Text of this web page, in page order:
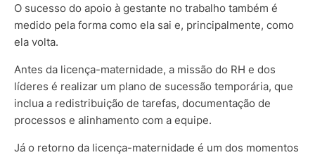
O sucesso do apoio à gestante no trabalho também é
medido pela forma como ela sai e, principalmente, como
ela volta.
Antes da licença-maternidade, a missão do RH e dos
líderes é realizar um plano de sucessão temporária, que
inclua a redistribuição de tarefas, documentação de
processos e alinhamento com a equipe.
Já o retorno da licença-maternidade é um dos momentos